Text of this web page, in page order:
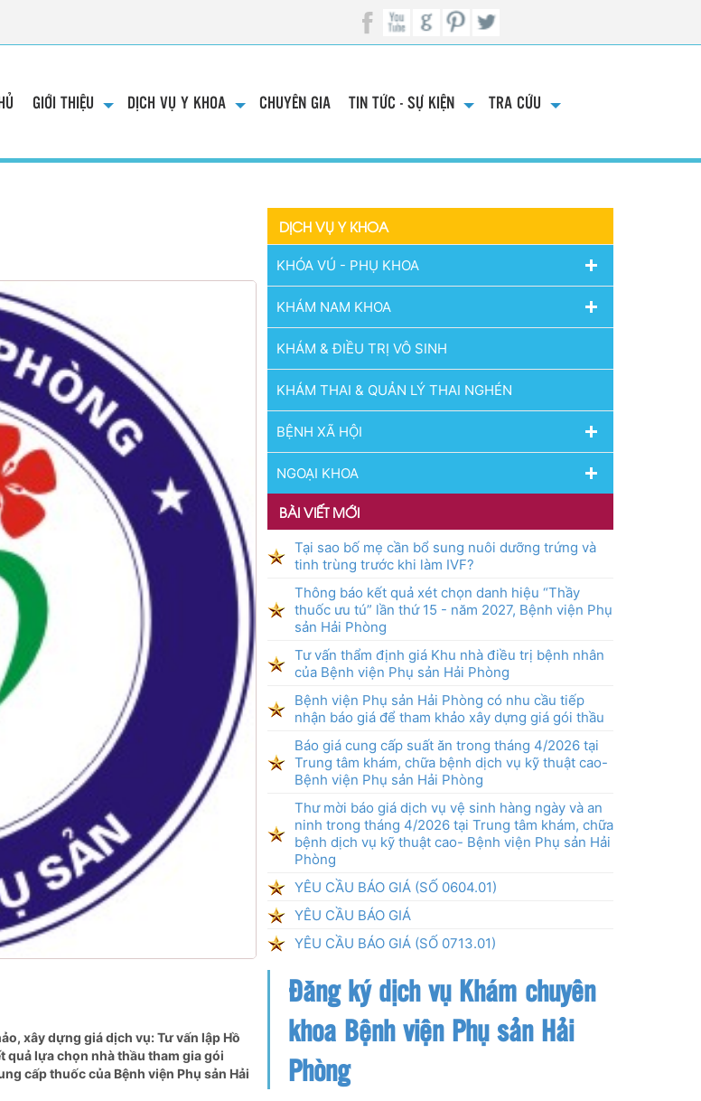
GIỚI THIỆU DỊCH VỤ Y KHOA CHUYÊN GIA TIN TỨC - SỰ KIỆN TRA CỨU
xây dựng giá dịch vụ: Tư vấn lập Hồ
quả lựa chọn nhà thầu tham gia gói
cấp thuốc của Bệnh viện Phụ sản Hải
DỊCH VỤ Y KHOA
KHÓA VÚ - PHỤ KHOA
KHÁM NAM KHOA
KHÁM & ĐIỀU TRỊ VÔ SINH
KHÁM THAI & QUẢN LÝ THAI NGHÉN
BỆNH XÃ HỘI
NGOẠI KHOA
BÀI VIẾT MỚI
Tại sao bố mẹ cần bổ sung nuôi dưỡng trứng và
tinh trùng trước khi làm IVF?
Thông báo kết quả xét chọn danh hiệu “Thầy
thuốc ưu tú” lần thứ 15 - năm 2027, Bệnh viện Phụ
sản Hải Phòng
Tư vấn thẩm định giá Khu nhà điều trị bệnh nhân
của Bệnh viện Phụ sản Hải Phòng
Bệnh viện Phụ sản Hải Phòng có nhu cầu tiếp
nhận báo giá để tham khảo xây dựng giá gói thầu
Báo giá cung cấp suất ăn trong tháng 4/2026 tại
Trung tâm khám, chữa bệnh dịch vụ kỹ thuật cao-
Bệnh viện Phụ sản Hải Phòng
Thư mời báo giá dịch vụ vệ sinh hàng ngày và an
ninh trong tháng 4/2026 tại Trung tâm khám, chữa
bệnh dịch vụ kỹ thuật cao- Bệnh viện Phụ sản Hải
Phòng
YÊU CẦU BÁO GIÁ (SỐ 0604.01)
YÊU CẦU BÁO GIÁ
YÊU CẦU BÁO GIÁ (SỐ 0713.01)
Đăng ký dịch vụ Khám chuyên
khoa Bệnh viện Phụ sản Hải
Phòng